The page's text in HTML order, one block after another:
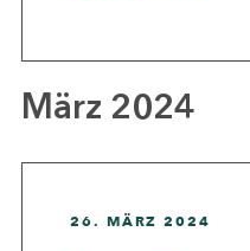
März 2024
26. MÄRZ 2024